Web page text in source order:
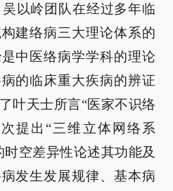
以岭团队在经过多年临
建络病三大理论体系的
中医络病学学科的理论
的临床重大疾病的辨证
叶天士所言“医家不识络
提出“三维立体网络系
空差异性论述其功能及
发生发展规律、基本病